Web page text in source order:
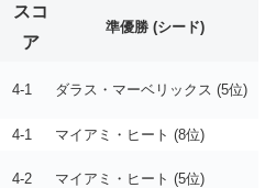
スコ
ア
準優勝 (シード)
4-1 ダラス・マーベリックス (5位)
4-1 マイアミ・ヒート (8位)
4-2 マイアミ・ヒート (5位)